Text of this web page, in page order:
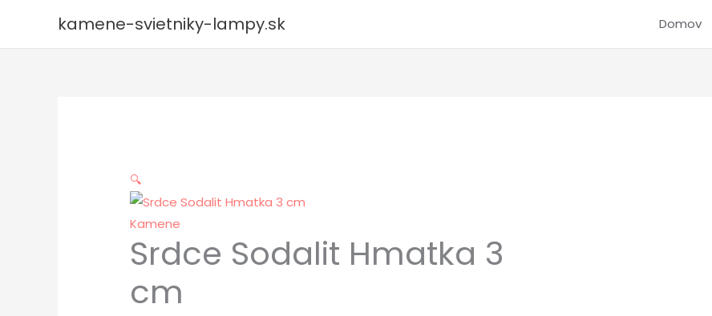
obsah
kamene-svietniky-lampy.sk Domov
🔍
Kamene
Srdce Sodalit Hmatka 3
cm